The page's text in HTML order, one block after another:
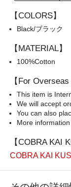
【COLORS】
Black/ブラック
【MATERIAL】
100%Cotton
【For
This item is
We will accept
You can also
More
【COBRA KAI
COBRA KAI